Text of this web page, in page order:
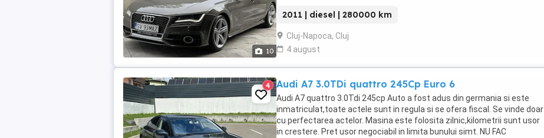
10
2011 | diesel | 280000 km
Cluj-Napoca, Cluj
4 august
4 Audi A7 3.0TDi quattro 245Cp Euro 6
Audi A7 quattro 3.0Tdi 245cp Auto a fost adus din germania si este
inmatriculat,toate actele sunt in regula si se ofera fiscal. Se vinde doar
cu perfectarea actelor. Masina este folosita zilnic,kilometrii sunt usor
in crestere. Pret usor negociabil in limita bunului simt. NU FAC